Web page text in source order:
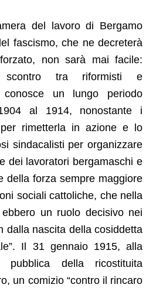
del lavoro di Bergamo
fascismo, che ne decreterà
non sarà mai facile:
scontro tra riformisti e
conosce un lungo periodo
al 1914, nonostante i
rimetterla in azione e lo
sindacalisti per organizzare
dei lavoratori bergamaschi e
della forza sempre maggiore
sociali cattoliche, che nella
un ruolo decisivo nei
dalla nascita della cosiddetta
Il 31 gennaio 1915, alla
pubblica della ricostituita
un comizio “contro il rincaro